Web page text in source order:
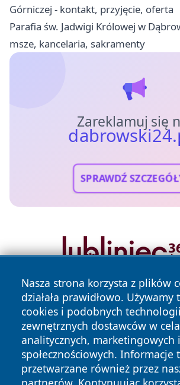
Górniczej - kontakt, przyjęcie, oferta
Parafia św. Jadwigi Królowej w
msze, kancelaria, sakramenty
Zareklamuj się
SPRAWDŹ
Nasza strona korzysta z plików
działała prawidłowo.
cookies i podobnych
zewnętrznych dostawców w
analitycznych, marketingowych i
społecznościowych. Informacje
przetwarzane również przez
Copyright © 2026 dabrowski24.pl
zastrzeżone.